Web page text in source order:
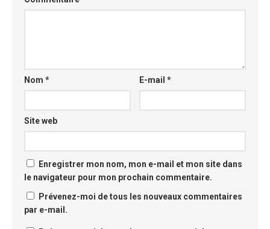
Nom * E-mail*
Site web
Enregistrer mon nom, mon e-mail et mon site dans
le navigateur pour mon prochain commentaire.
Prévenez-moi de tous les nouveaux commentaires
par e-mail.